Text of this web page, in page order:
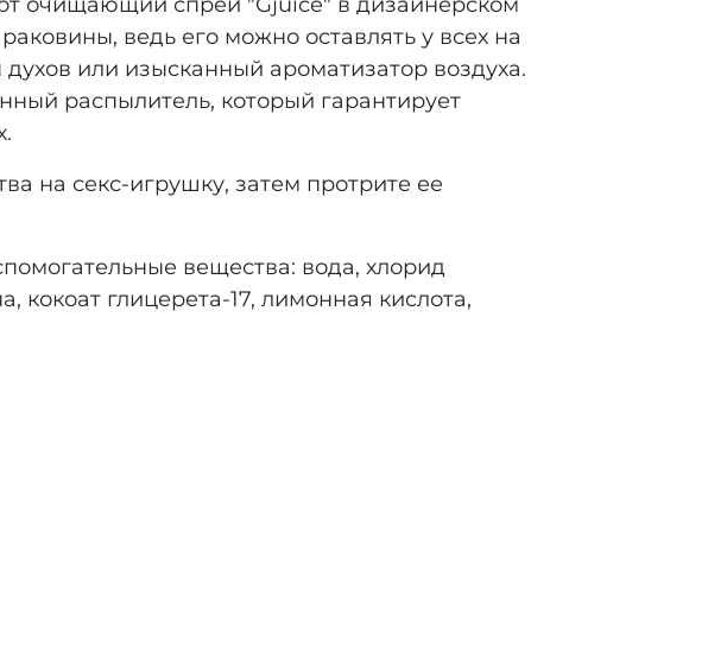
ведь его можно оставлять у всех на
или изысканный ароматизатор воздуха.
распылитель, который гарантирует
на секс-игрушку, затем протрите ее
вещества: вода, хлорид
глицерета-17, лимонная кислота,